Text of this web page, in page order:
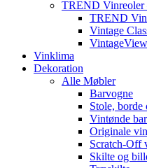
TREND
TREND
Vintage
Vinklima
Dekoration
Alle Møbler
Barvogne
Stole, borde
Vintønde
Originale
Scratch-Off
Skilte og